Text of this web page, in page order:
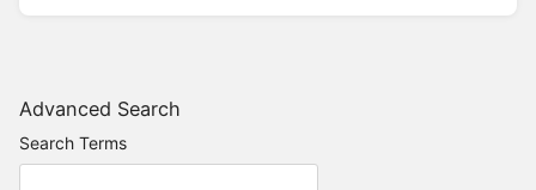
Advanced Search
Search Terms